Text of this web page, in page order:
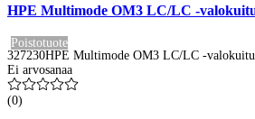
HPE Multimode OM3 LC/LC -
Poistotuote
327230HPE Multimode OM3 LC/LC -
Ei arvosanaa
(0)